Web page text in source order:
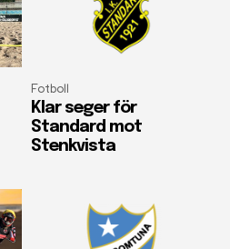
Fotboll
Klar seger för
Standard mot
Stenkvista